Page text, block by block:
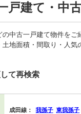
戸建て・中
中古一戸建て物件を
地面積・間取り・人
て再検索
成田線： 我孫子 東我孫子